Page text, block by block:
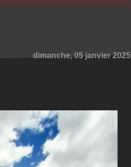
dimanche, 05 janvier 2025